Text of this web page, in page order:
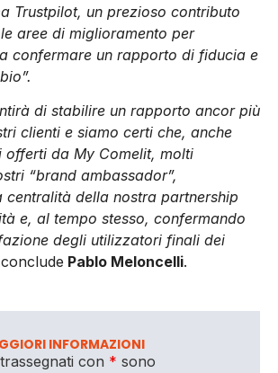
Trustpilot, un prezioso contributo
aree di miglioramento per
confermare un rapporto di fiducia e
di stabilire un rapporto ancor più
clienti e siamo certi che, anche
offerti da My Comelit, molti
“brand ambassador”,
centralità della nostra partnership
e, al tempo stesso, confermando
degli utilizzatori finali dei
conclude Pablo Meloncelli.
INFORMAZIONI
con * sono